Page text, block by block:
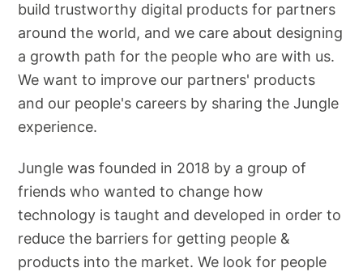
build trustworthy digital products for partners
around the world, and we care about designing
a growth path for the people who are with us.
We want to improve our partners' products
and our people's careers by sharing the Jungle
experience.
Jungle was founded in 2018 by a group of
friends who wanted to change how
technology is taught and developed in order to
reduce the barriers for getting people &
products into the market. We look for people